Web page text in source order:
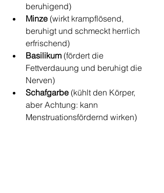
beruhigend)
Minze (wirkt krampflösend,
beruhigt und schmeckt herrlich
erfrischend)
Basilikum (fördert die
Fettverdauung und beruhigt die
Nerven)
Schafgarbe (kühlt den Körper,
aber Achtung: kann
Menstruationsfördernd wirken)